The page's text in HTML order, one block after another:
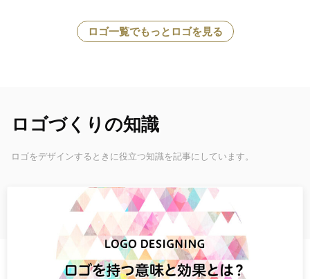
ロゴ一覧でもっとロゴを見る
ロゴづくりの知識
ロゴをデザインするときに役立つ知識を記事にしています。